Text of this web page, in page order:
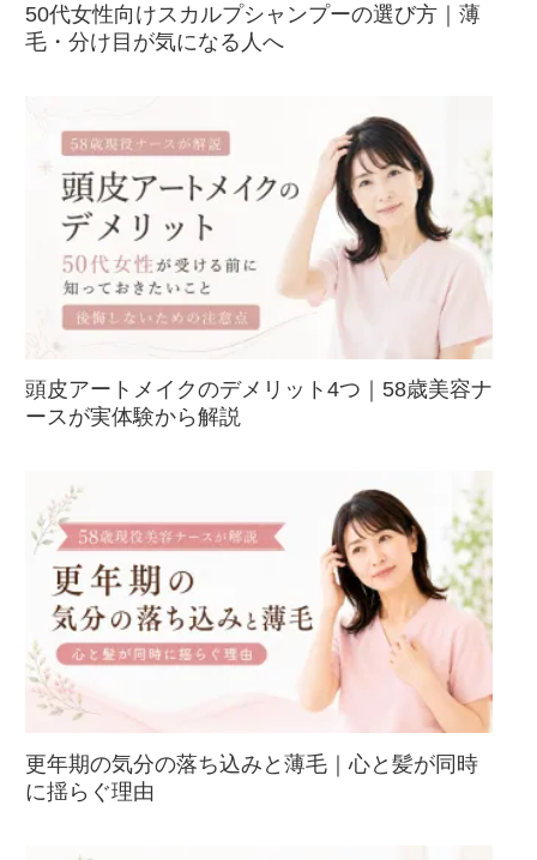
50代女性向けスカルプシャンプーの選び方｜薄
毛・分け目が気になる人へ
頭皮アートメイクのデメリット4つ｜58歳美容ナ
ースが実体験から解説
更年期の気分の落ち込みと薄毛｜心と髪が同時
に揺らぐ理由